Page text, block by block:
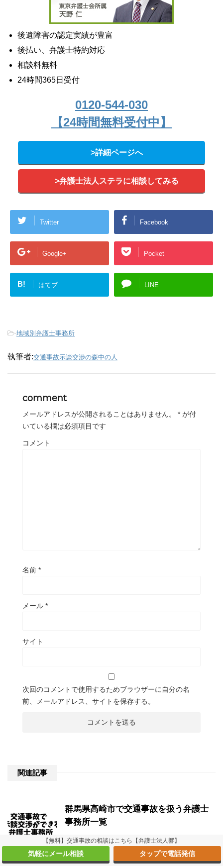
後遺障害の認定実績が豊富
後払い、弁護士特約対応
相談料無料
24時間365日受付
0120-544-030
【24時間無料受付中】
>詳細ページへ
>弁護士法人ステラに相談してみる
Twitter Facebook
Google+ Pocket
B! はてブ LINE
-地域別弁護士事務所
執筆者:交通事故示談交渉の森中の人
comment
メールアドレスが公開されることはありません。 * が付
いている欄は必須項目です
コメント
名前 *
メール *
サイト
次回のコメントで使用するためブラウザーに自分の名
前、メールアドレス、サイトを保存する。
関連記事
群馬県高崎市で交通事故を扱う弁護士
事務所一覧
群馬県高崎市で交通事故に対する評価が高い法律事
務所をまとめました。 交通事故は保険の特約を使う
事で、弁護士費用を払わなくても良いケースもあり
【無料】交通事故の相談はこちら【弁護士法人響】
気軽にメール相談 タップで電話発信